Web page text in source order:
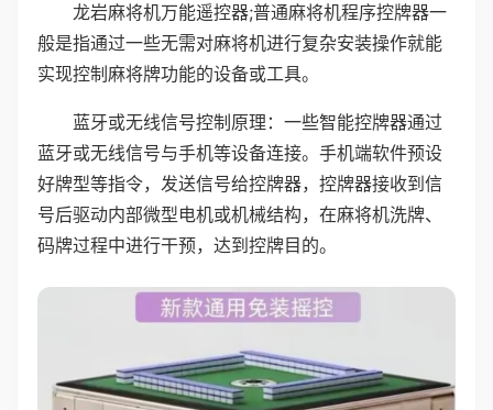
龙岩麻将机万能遥控器;普通麻将机程序控牌器一
般是指通过一些无需对麻将机进行复杂安装操作就能
实现控制麻将牌功能的设备或工具。
蓝牙或无线信号控制原理：一些智能控牌器通过
蓝牙或无线信号与手机等设备连接。手机端软件预设
好牌型等指令，发送信号给控牌器，控牌器接收到信
号后驱动内部微型电机或机械结构，在麻将机洗牌、
码牌过程中进行干预，达到控牌目的。